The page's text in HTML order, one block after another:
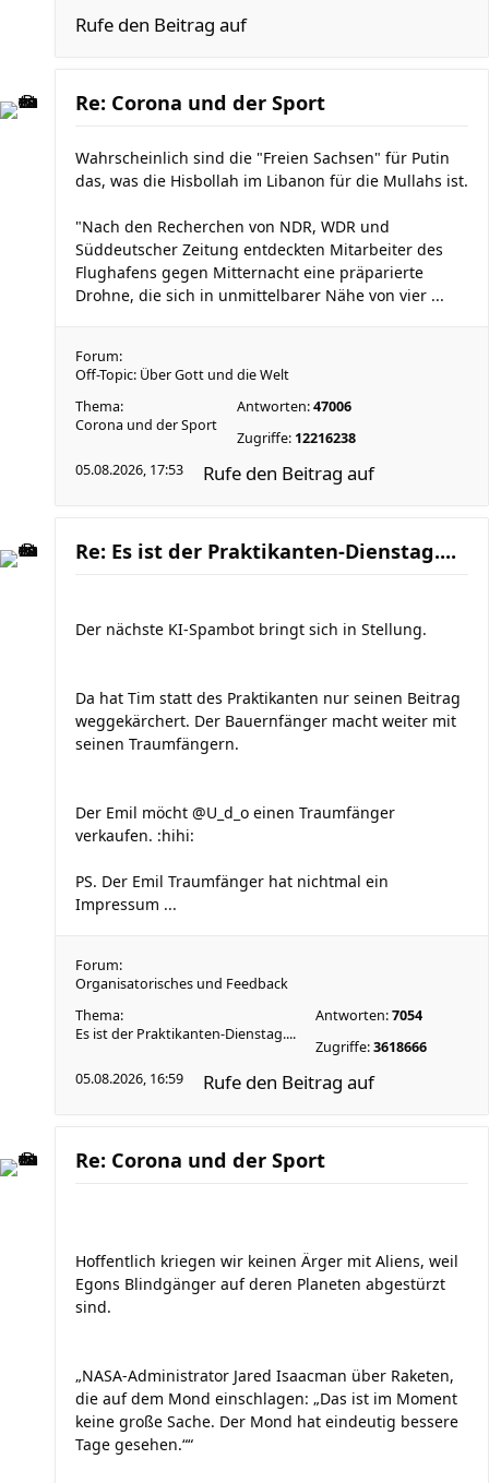
Rufe den Beitrag auf
Re: Corona und der Sport
Wahrscheinlich sind die "Freien Sachsen" für Putin
das, was die Hisbollah im Libanon für die Mullahs ist.
"Nach den Recherchen von NDR, WDR und
Süddeutscher Zeitung entdeckten Mitarbeiter des
Flughafens gegen Mitternacht eine präparierte
Drohne, die sich in unmittelbarer Nähe von vier ...
Forum:
Off-Topic: Über Gott und die Welt
Thema:
Corona und der Sport
Antworten:47006
Zugriffe: 12216238
05.08.2026, 17:53
Rufe den Beitrag auf
Re: Es ist der Praktikanten-Dienstag....
Der nächste KI-Spambot bringt sich in Stellung.
Da hat Tim statt des Praktikanten nur seinen Beitrag
weggekärchert. Der Bauernfänger macht weiter mit
seinen Traumfängern.
Der Emil möcht @U_d_o einen Traumfänger
verkaufen. :hihi:
PS. Der Emil Traumfänger hat nichtmal ein
Impressum ...
Forum:
Organisatorisches und Feedback
Thema:
Es ist der Praktikanten-Dienstag....
Antworten:7054
Zugriffe:3618666
05.08.2026, 16:59
Rufe den Beitrag auf
Re: Corona und der Sport
Hoffentlich kriegen wir keinen Ärger mit Aliens, weil
Egons Blindgänger auf deren Planeten abgestürzt
sind.
„NASA-Administrator Jared Isaacman über Raketen,
die auf dem Mond einschlagen: „Das ist im Moment
keine große Sache. Der Mond hat eindeutig bessere
Tage gesehen.““